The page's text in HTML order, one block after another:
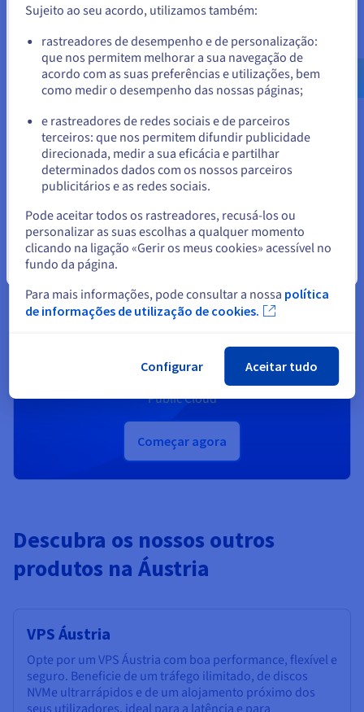
Descobrir Quantum as a Service
Identidade, Segurança e Operações
Proteja, administre e monitorize os seus serviços cloud
na OVHcloud
Descobrir Soluções de Identidade, Segurança e
Operações
Pronto para começar?
Crie uma conta e lance os seus
serviços imediatamente
oferecidos no seu primeiro projeto
Public Cloud
Começar agora
Descubra os nossos outros
produtos na Áustria
VPS Áustria
Opte por um VPS Áustria com boa performance, flexível e
seguro. Beneficie de um tráfego ilimitado, de discos
NVMe ultrarrápidos e de um alojamento próximo dos
Aceder ao website do Estados Unidos
us.ovhcloud.com/
Inglês USD - $
ou
Ficar no website atual
Selecionar outro website
Sujeito ao seu acordo, utilizamos também:
rastreadores de desempenho e de personalização:
que nos permitem melhorar a sua navegação de
acordo com as suas preferências e utilizações, bem
como medir o desempenho das nossas páginas;
e rastreadores de redes sociais e de parceiros
terceiros: que nos permitem difundir publicidade
direcionada, medir a sua eficácia e partilhar
determinados dados com os nossos parceiros
publicitários e as redes sociais.
Pode aceitar todos os rastreadores, recusá-los ou
personalizar as suas escolhas a qualquer momento
clicando na ligação «Gerir os meus cookies» acessível no
fundo da página.
Para mais informações, pode consultar a nossa política
de informações de utilização de cookies.
Configurar Aceitar tudo